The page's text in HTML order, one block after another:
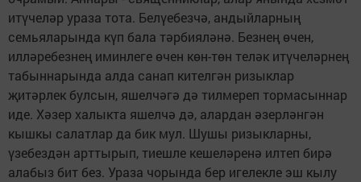
итүчеләр ураза тота. Белүебезчә, андыйларның
семьяларында күп бала тәрбияләнә. Безнең өчен,
илләребезнең иминлеге өчен көн-төн теләк итүчеләрнең
табыннарында алда санап кителгән ризыклар
җитәрлек булсын, яшелчәгә дә тилмереп тормасыннар
иде. Хәзер халыкта яшелчә дә, алардан әзерләнгән
кышкы салатлар да бик мул. Шушы ризыкларны,
үзебездән арттырып, тиешле кешеләренә илтеп бирә
алабыз бит без. Ураза чорында бер игелекле эш кылу